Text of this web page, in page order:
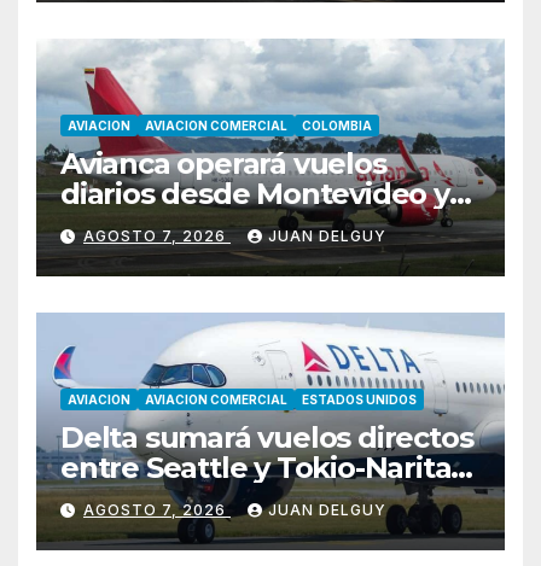
AVIACION AVIACION COMERCIAL COLOMBIA
Avianca operará vuelos
diarios desde Montevideo y
Asunción hacia Bogotá
AGOSTO 7, 2026 JUAN DELGUY
AVIACION AVIACION COMERCIAL ESTADOS UNIDOS
Delta sumará vuelos directos
entre Seattle y Tokio-Narita
desde marzo de 2027
AGOSTO 7, 2026 JUAN DELGUY